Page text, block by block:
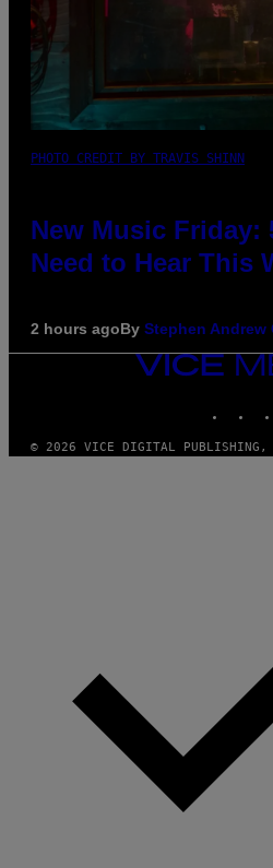
PHOTO CREDIT BY TRAVIS SHINN
New Music Friday:
Need to Hear This
2 hours agoBy Stephen Andrew
VICE
© 2026 VICE DIGITAL PUBLISHING,